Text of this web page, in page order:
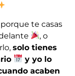
te casas
, o
solo tienes
y yo lo
acaben